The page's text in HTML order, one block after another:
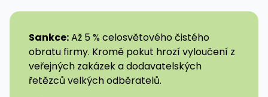
Sankce:Až 5 % celosvětového čistého
obratu firmy. Kromě pokut hrozí vyloučení z
veřejných zakázek a dodavatelských
řetězců velkých odběratelů.